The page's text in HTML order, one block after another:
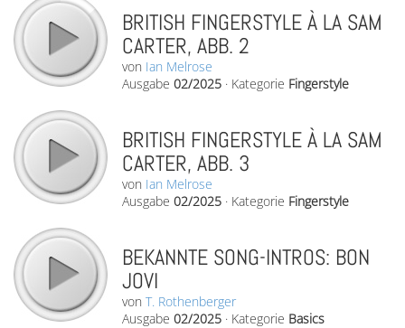
BRITISH FINGERSTYLE À LA SAM
CARTER, ABB. 2
von Ian Melrose
Ausgabe 02/2025 · Kategorie Fingerstyle
BRITISH FINGERSTYLE À LA SAM
CARTER, ABB. 3
von Ian Melrose
Ausgabe 02/2025 · Kategorie Fingerstyle
BEKANNTE SONG-INTROS: BON
JOVI
von T. Rothenberger
Ausgabe 02/2025 · Kategorie Basics